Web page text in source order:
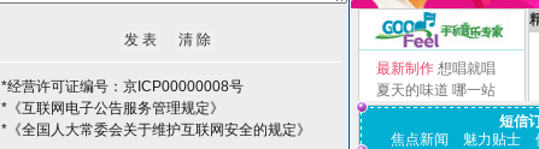
*经营许可证编号：京ICP00000008号
*《互联网电子公告服务管理规定》
*《全国人大常委会关于维护互联网安全的规定》
最新制作 想唱就唱
夏天的味道 哪一站
短信
焦点新闻
魅力贴士